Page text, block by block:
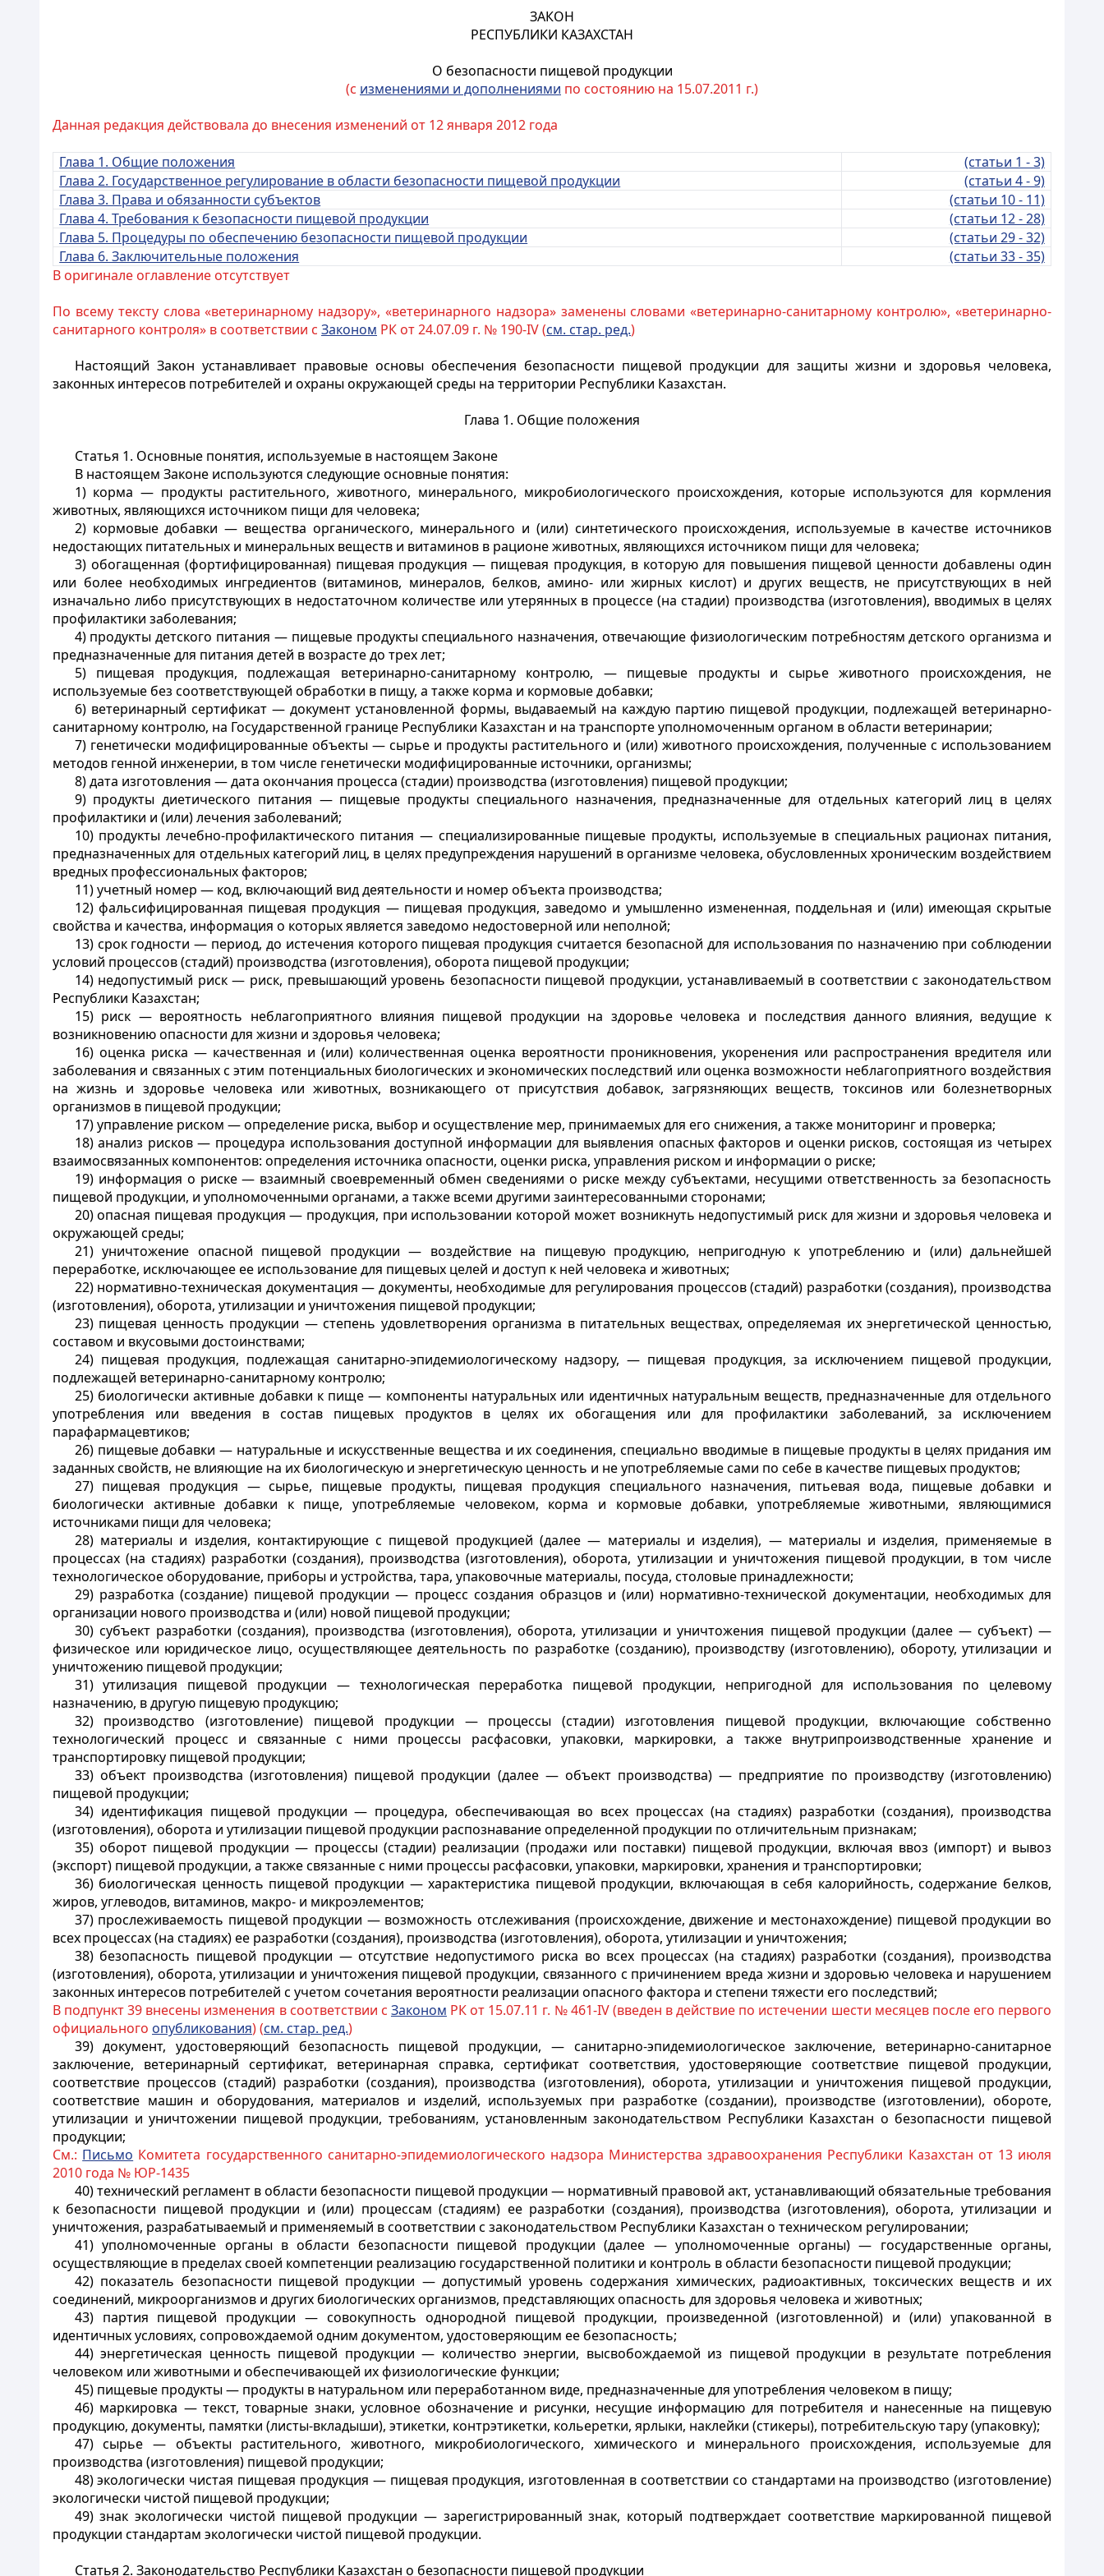
ЗАКОН
РЕСПУБЛИКИ КАЗАХСТАН
О безопасности пищевой продукции
(с изменениями и дополнениями по состоянию на 15.07.2011 г.)
Данная редакция действовала до внесения изменений от 12 января 2012 года
Глава 1. Общие положения
(статьи 1 - 3)
Глава 2. Государственное регулирование в области безопасности пищевой продукции
(статьи 4 - 9)
Глава 3. Права и обязанности субъектов
(статьи 10 - 11)
Глава 4. Требования к безопасности пищевой продукции
(статьи 12 - 28)
Глава 5. Процедуры по обеспечению безопасности пищевой продукции
(статьи 29 - 32)
Глава 6. Заключительные положения
(статьи 33 - 35)
В оригинале оглавление отсутствует
По всему тексту слова «ветеринарному надзору», «ветеринарного надзора» заменены словами «ветеринарно-санитарному контролю», «ветеринарно-
санитарного контроля» в соответствии с Законом РК от 24.07.09 г. № 190-IV (см. стар. ред.)
Настоящий Закон устанавливает правовые основы обеспечения безопасности пищевой продукции для защиты жизни и здоровья человека,
законных интересов потребителей и охраны окружающей среды на территории Республики Казахстан.
Глава 1. Общие положения
Статья 1. Основные понятия, используемые в настоящем Законе
В настоящем Законе используются следующие основные понятия:
1) корма — продукты растительного, животного, минерального, микробиологического происхождения, которые используются для кормления
животных, являющихся источником пищи для человека;
2) кормовые добавки — вещества органического, минерального и (или) синтетического происхождения, используемые в качестве источников
недостающих питательных и минеральных веществ и витаминов в рационе животных, являющихся источником пищи для человека;
3) обогащенная (фортифицированная) пищевая продукция — пищевая продукция, в которую для повышения пищевой ценности добавлены один
или более необходимых ингредиентов (витаминов, минералов, белков, амино- или жирных кислот) и других веществ, не присутствующих в ней
изначально либо присутствующих в недостаточном количестве или утерянных в процессе (на стадии) производства (изготовления), вводимых в целях
профилактики заболевания;
4) продукты детского питания — пищевые продукты специального назначения, отвечающие физиологическим потребностям детского организма и
предназначенные для питания детей в возрасте до трех лет;
5) пищевая продукция, подлежащая ветеринарно-санитарному контролю, — пищевые продукты и сырье животного происхождения, не
используемые без соответствующей обработки в пищу, а также корма и кормовые добавки;
6) ветеринарный сертификат — документ установленной формы, выдаваемый на каждую партию пищевой продукции, подлежащей ветеринарно-
санитарному контролю, на Государственной границе Республики Казахстан и на транспорте уполномоченным органом в области ветеринарии;
7) генетически модифицированные объекты — сырье и продукты растительного и (или) животного происхождения, полученные с использованием
методов генной инженерии, в том числе генетически модифицированные источники, организмы;
8) дата изготовления — дата окончания процесса (стадии) производства (изготовления) пищевой продукции;
9) продукты диетического питания — пищевые продукты специального назначения, предназначенные для отдельных категорий лиц в целях
профилактики и (или) лечения заболеваний;
10) продукты лечебно-профилактического питания — специализированные пищевые продукты, используемые в специальных рационах питания,
предназначенных для отдельных категорий лиц, в целях предупреждения нарушений в организме человека, обусловленных хроническим воздействием
вредных профессиональных факторов;
11) учетный номер — код, включающий вид деятельности и номер объекта производства;
12) фальсифицированная пищевая продукция — пищевая продукция, заведомо и умышленно измененная, поддельная и (или) имеющая скрытые
свойства и качества, информация о которых является заведомо недостоверной или неполной;
13) срок годности — период, до истечения которого пищевая продукция считается безопасной для использования по назначению при соблюдении
условий процессов (стадий) производства (изготовления), оборота пищевой продукции;
14) недопустимый риск — риск, превышающий уровень безопасности пищевой продукции, устанавливаемый в соответствии с законодательством
Республики Казахстан;
15) риск — вероятность неблагоприятного влияния пищевой продукции на здоровье человека и последствия данного влияния, ведущие к
возникновению опасности для жизни и здоровья человека;
16) оценка риска — качественная и (или) количественная оценка вероятности проникновения, укоренения или распространения вредителя или
заболевания и связанных с этим потенциальных биологических и экономических последствий или оценка возможности неблагоприятного воздействия
на жизнь и здоровье человека или животных, возникающего от присутствия добавок, загрязняющих веществ, токсинов или болезнетворных
организмов в пищевой продукции;
17) управление риском — определение риска, выбор и осуществление мер, принимаемых для его снижения, а также мониторинг и проверка;
18) анализ рисков — процедура использования доступной информации для выявления опасных факторов и оценки рисков, состоящая из четырех
взаимосвязанных компонентов: определения источника опасности, оценки риска, управления риском и информации о риске;
19) информация о риске — взаимный своевременный обмен сведениями о риске между субъектами, несущими ответственность за безопасность
пищевой продукции, и уполномоченными органами, а также всеми другими заинтересованными сторонами;
20) опасная пищевая продукция — продукция, при использовании которой может возникнуть недопустимый риск для жизни и здоровья человека и
окружающей среды;
21) уничтожение опасной пищевой продукции — воздействие на пищевую продукцию, непригодную к употреблению и (или) дальнейшей
переработке, исключающее ее использование для пищевых целей и доступ к ней человека и животных;
22) нормативно-техническая документация — документы, необходимые для регулирования процессов (стадий) разработки (создания), производства
(изготовления), оборота, утилизации и уничтожения пищевой продукции;
23) пищевая ценность продукции — степень удовлетворения организма в питательных веществах, определяемая их энергетической ценностью,
составом и вкусовыми достоинствами;
24) пищевая продукция, подлежащая санитарно-эпидемиологическому надзору, — пищевая продукция, за исключением пищевой продукции,
подлежащей ветеринарно-санитарному контролю;
25) биологически активные добавки к пище — компоненты натуральных или идентичных натуральным веществ, предназначенные для отдельного
употребления или введения в состав пищевых продуктов в целях их обогащения или для профилактики заболеваний, за исключением
парафармацевтиков;
26) пищевые добавки — натуральные и искусственные вещества и их соединения, специально вводимые в пищевые продукты в целях придания им
заданных свойств, не влияющие на их биологическую и энергетическую ценность и не употребляемые сами по себе в качестве пищевых продуктов;
27) пищевая продукция — сырье, пищевые продукты, пищевая продукция специального назначения, питьевая вода, пищевые добавки и
биологически активные добавки к пище, употребляемые человеком, корма и кормовые добавки, употребляемые животными, являющимися
источниками пищи для человека;
28) материалы и изделия, контактирующие с пищевой продукцией (далее — материалы и изделия), — материалы и изделия, применяемые в
процессах (на стадиях) разработки (создания), производства (изготовления), оборота, утилизации и уничтожения пищевой продукции, в том числе
технологическое оборудование, приборы и устройства, тара, упаковочные материалы, посуда, столовые принадлежности;
29) разработка (создание) пищевой продукции — процесс создания образцов и (или) нормативно-технической документации, необходимых для
организации нового производства и (или) новой пищевой продукции;
30) субъект разработки (создания), производства (изготовления), оборота, утилизации и уничтожения пищевой продукции (далее — субъект) —
физическое или юридическое лицо, осуществляющее деятельность по разработке (созданию), производству (изготовлению), обороту, утилизации и
уничтожению пищевой продукции;
31) утилизация пищевой продукции — технологическая переработка пищевой продукции, непригодной для использования по целевому
назначению, в другую пищевую продукцию;
32) производство (изготовление) пищевой продукции — процессы (стадии) изготовления пищевой продукции, включающие собственно
технологический процесс и связанные с ними процессы расфасовки, упаковки, маркировки, а также внутрипроизводственные хранение и
транспортировку пищевой продукции;
33) объект производства (изготовления) пищевой продукции (далее — объект производства) — предприятие по производству (изготовлению)
пищевой продукции;
34) идентификация пищевой продукции — процедура, обеспечивающая во всех процессах (на стадиях) разработки (создания), производства
(изготовления), оборота и утилизации пищевой продукции распознавание определенной продукции по отличительным признакам;
35) оборот пищевой продукции — процессы (стадии) реализации (продажи или поставки) пищевой продукции, включая ввоз (импорт) и вывоз
(экспорт) пищевой продукции, а также связанные с ними процессы расфасовки, упаковки, маркировки, хранения и транспортировки;
36) биологическая ценность пищевой продукции — характеристика пищевой продукции, включающая в себя калорийность, содержание белков,
жиров, углеводов, витаминов, макро- и микроэлементов;
37) прослеживаемость пищевой продукции — возможность отслеживания (происхождение, движение и местонахождение) пищевой продукции во
всех процессах (на стадиях) ее разработки (создания), производства (изготовления), оборота, утилизации и уничтожения;
38) безопасность пищевой продукции — отсутствие недопустимого риска во всех процессах (на стадиях) разработки (создания), производства
(изготовления), оборота, утилизации и уничтожения пищевой продукции, связанного с причинением вреда жизни и здоровью человека и нарушением
законных интересов потребителей с учетом сочетания вероятности реализации опасного фактора и степени тяжести его последствий;
В подпункт 39 внесены изменения в соответствии с Законом РК от 15.07.11 г. № 461-IV (введен в действие по истечении шести месяцев после его первого
официального опубликования) (см. стар. ред.)
39) документ, удостоверяющий безопасность пищевой продукции, — санитарно-эпидемиологическое заключение, ветеринарно-санитарное
заключение, ветеринарный сертификат, ветеринарная справка, сертификат соответствия, удостоверяющие соответствие пищевой продукции,
соответствие процессов (стадий) разработки (создания), производства (изготовления), оборота, утилизации и уничтожения пищевой продукции,
соответствие машин и оборудования, материалов и изделий, используемых при разработке (создании), производстве (изготовлении), обороте,
утилизации и уничтожении пищевой продукции, требованиям, установленным законодательством Республики Казахстан о безопасности пищевой
продукции;
См.: Письмо Комитета государственного санитарно-эпидемиологического надзора Министерства здравоохранения Республики Казахстан от 13 июля
2010 года № ЮР-1435
40) технический регламент в области безопасности пищевой продукции — нормативный правовой акт, устанавливающий обязательные требования
к безопасности пищевой продукции и (или) процессам (стадиям) ее разработки (создания), производства (изготовления), оборота, утилизации и
уничтожения, разрабатываемый и применяемый в соответствии с законодательством Республики Казахстан о техническом регулировании;
41) уполномоченные органы в области безопасности пищевой продукции (далее — уполномоченные органы) — государственные органы,
осуществляющие в пределах своей компетенции реализацию государственной политики и контроль в области безопасности пищевой продукции;
42) показатель безопасности пищевой продукции — допустимый уровень содержания химических, радиоактивных, токсических веществ и их
соединений, микроорганизмов и других биологических организмов, представляющих опасность для здоровья человека и животных;
43) партия пищевой продукции — совокупность однородной пищевой продукции, произведенной (изготовленной) и (или) упакованной в
идентичных условиях, сопровождаемой одним документом, удостоверяющим ее безопасность;
44) энергетическая ценность пищевой продукции — количество энергии, высвобождаемой из пищевой продукции в результате потребления
человеком или животными и обеспечивающей их физиологические функции;
45) пищевые продукты — продукты в натуральном или переработанном виде, предназначенные для употребления человеком в пищу;
46) маркировка — текст, товарные знаки, условное обозначение и рисунки, несущие информацию для потребителя и нанесенные на пищевую
продукцию, документы, памятки (листы-вкладыши), этикетки, контрэтикетки, кольеретки, ярлыки, наклейки (стикеры), потребительскую тару (упаковку);
47) сырье — объекты растительного, животного, микробиологического, химического и минерального происхождения, используемые для
производства (изготовления) пищевой продукции;
48) экологически чистая пищевая продукция — пищевая продукция, изготовленная в соответствии со стандартами на производство (изготовление)
экологически чистой пищевой продукции;
49) знак экологически чистой пищевой продукции — зарегистрированный знак, который подтверждает соответствие маркированной пищевой
продукции стандартам экологически чистой пищевой продукции.
Статья 2. Законодательство Республики Казахстан о безопасности пищевой продукции